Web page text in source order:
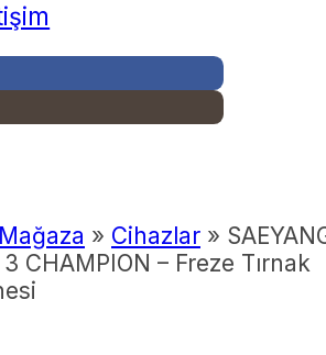
Mağaza » Cihazlar »
CHAMPION – Freze Tırnak